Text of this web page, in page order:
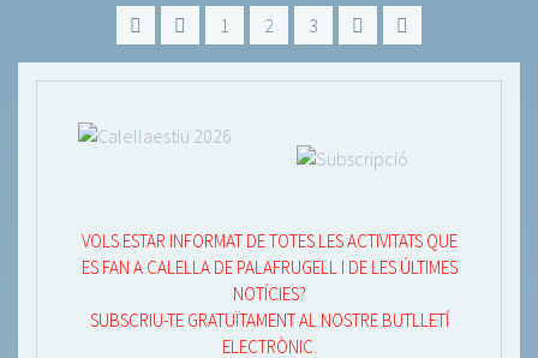
1 2 3
VOLS ESTAR INFORMAT DE TOTES LES ACTIVITATS QUE
ES FAN A CALELLA DE PALAFRUGELL I DE LES ÚLTIMES
NOTÍCIES?
SUBSCRIU-TE GRATUÏTAMENT AL NOSTRE BUTLLETÍ
ELECTRÒNIC.